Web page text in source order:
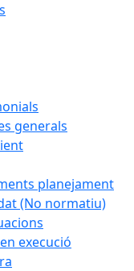
generals
planejament
(No normatiu)
execució